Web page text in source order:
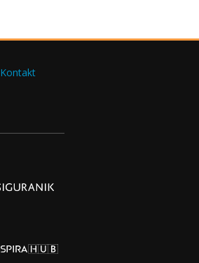
Kontakt